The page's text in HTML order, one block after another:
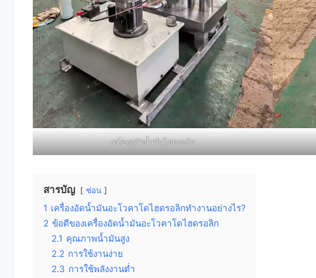
เครื่องสกัดน้ำมันไฮดรอลิก
สารบัญ ซ่อน
1 เครื่องอัดน้ำมันอะโวคาโดไฮดรอลิกทำงานอย่างไร?
2 ข้อดีของเครื่องอัดน้ำมันอะโวคาโดไฮดรอลิก
2.1 คุณภาพน้ำมันสูง
2.2 การใช้งานง่าย
2.3 การใช้พลังงานต่ำ